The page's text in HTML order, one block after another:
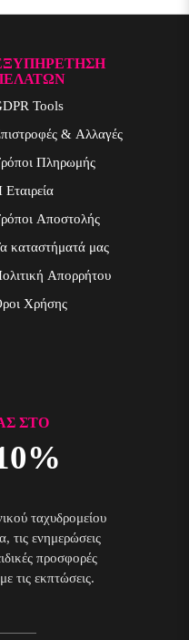
Tools
& Αλλαγές
Πληρωμής
Εταιρεία
Αποστολής
καταστήματά μας
Απορρήτου
Χρήσης
ΣΤΟ
ταχυδρομείου
τις ενημερώσεις
προσφορές
τις εκπτώσεις.